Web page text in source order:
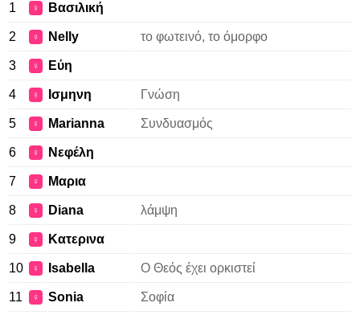
1 ♀ Βασιλική
2 ♀ Nelly το φωτεινό, το όμορφο
3 ♀ Εύη
4 ♀ Ισμηνη Γνώση
5 ♀ Marianna Συνδυασμός
6 ♀ Νεφέλη
7 ♀ Μαρια
8 ♀ Diana λάμψη
9 ♀ Κατερινα
10 ♀ Isabella Ο Θεός έχει ορκιστεί
11 ♀ Sonia Σοφία